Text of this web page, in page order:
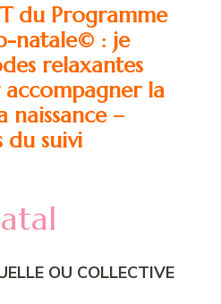
du Programme
natale© : je
relaxantes
la
naissance –
du suivi
OU COLLECTIVE